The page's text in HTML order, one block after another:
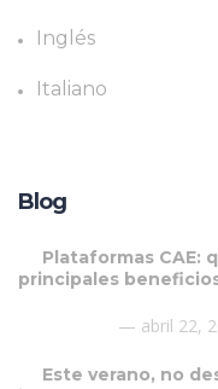
Inglés
Italiano
Blog
Plataformas CAE:
principales
abril 22,
Este verano, no